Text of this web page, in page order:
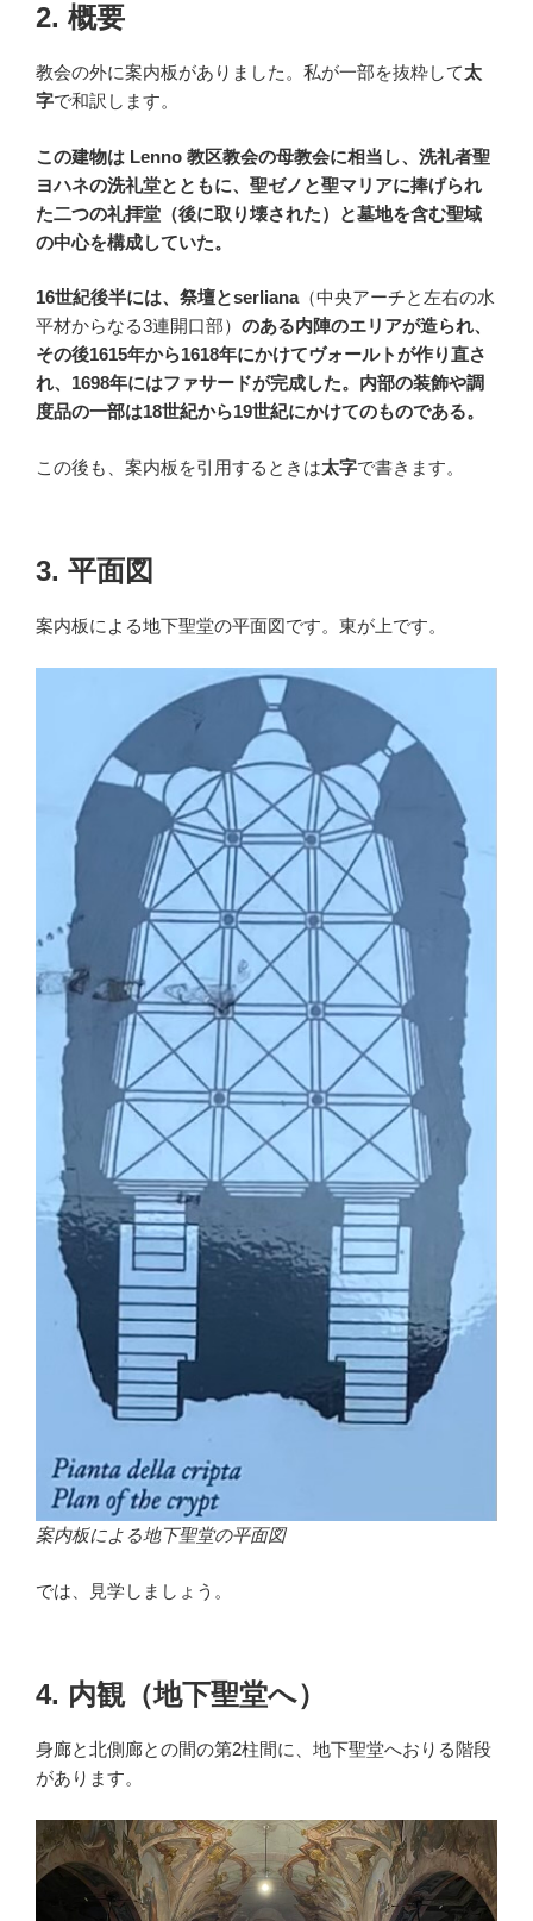
2. 概要
教会の外に案内板がありました。私が一部を抜粋して太
字で和訳します。
この建物は Lenno 教区教会の母教会に相当し、洗礼者聖
ヨハネの洗礼堂とともに、聖ゼノと聖マリアに捧げられ
た二つの礼拝堂（後に取り壊された）と墓地を含む聖域
の中心を構成していた。
16世紀後半には、祭壇とserliana（中央アーチと左右の水
平材からなる3連開口部） のある内陣のエリアが造られ、
その後1615年から1618年にかけてヴォールトが作り直さ
れ、1698年にはファサードが完成した。内部の装飾や調
度品の一部は18世紀から19世紀にかけてのものである。
この後も、案内板を引用するときは太字で書きます。
3. 平面図
案内板による地下聖堂の平面図です。東が上です。
案内板による地下聖堂の平面図
では、見学しましょう。
4. 内観（地下聖堂へ）
身廊と北側廊との間の第2柱間に、地下聖堂へおりる階段
があります。